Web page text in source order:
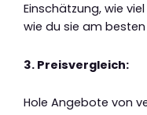
Einschätzung, wie
wie du sie am
3. Preisvergleich:
Hole Angebote von